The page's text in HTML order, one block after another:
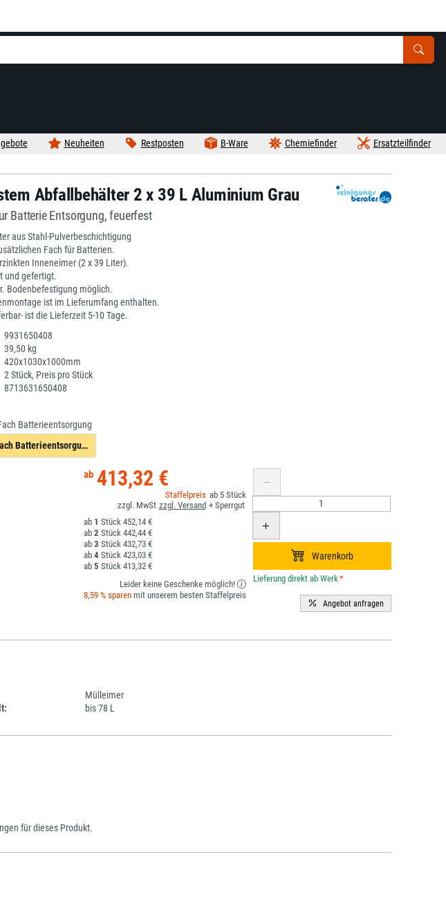
Ersatzteilfinder
Chemiefinder
B-Ware
Restposten
Neuheiten
Abfallbehälter 2 x 39 L Aluminium Grau
Batterie Entsorgung, feuerfest
aus Stahl-Pulverbeschichtigung
Fach für Batterien.
Inneneimer (2 x 39 Liter).
und gefertigt.
Bodenbefestigung möglich.
ist im Lieferumfang enthalten.
ist die Lieferzeit 5-10 Tage.
9931650408
39,50 kg
420x1030x1000mm
2 Stück, Preis pro Stück
8713631650408
Batterieentsorgung
2x39 L/ Fach Batterieentsorgung
413,32 €
5
1
452,14 €
2
442,44 €
3
432,73 €
4
423,03 €
5
413,32 €
Leider keine Geschenke möglich!
8,59 % sparenmit unserem besten Staffelpreis
*
Mülleimer
bis 78 L
für dieses Produkt.